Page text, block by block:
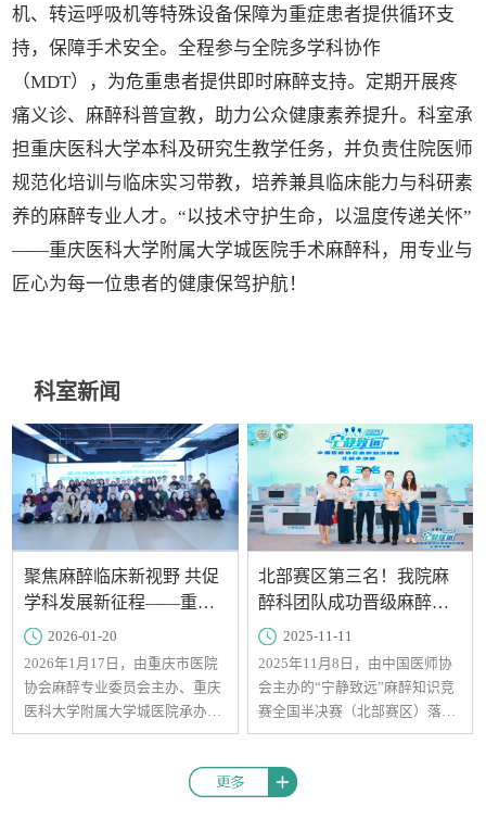
机、转运呼吸机等特殊设备保障为重症患者提供循环支
持，保障手术安全。全程参与全院多学科协作
（MDT），为危重患者提供即时麻醉支持。定期开展疼
痛义诊、麻醉科普宣教，助力公众健康素养提升。科室承
担重庆医科大学本科及研究生教学任务，并负责住院医师
规范化培训与临床实习带教，培养兼具临床能力与科研素
养的麻醉专业人才。“以技术守护生命，以温度传递关怀”
——重庆医科大学附属大学城医院手术麻醉科，用专业与
匠心为每一位患者的健康保驾护航！
科室新闻
聚焦麻醉临床新视野 共促
学科发展新征程——重庆
市麻醉学科临床应用新视
野学术研讨会在我院成功
召开
2026-01-20
2026年1月17日，由重庆市医院
协会麻醉专业委员会主办、重庆
医科大学附属大学城医院承办的
“麻醉学科临床应用新视野学术
学城医院成功召开。本次会议吸
北部赛区第三名！我院麻
醉科团队成功晋级麻醉知
识竞赛全国总决赛
2025-11-11
2025年11月8日，由中国医师协
会主办的“宁静致远”麻醉知识竞
赛全国半决赛（北部赛区）落下
帷幕，重庆医科大学附属大学城
借扎实的理论功底、稳定的心理